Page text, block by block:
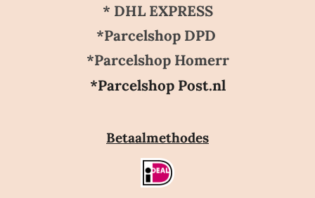
* DHL EXPRESS
*Parcelshop DPD
*Parcelshop Homerr
*Parcelshop Post.nl
Betaalmethodes